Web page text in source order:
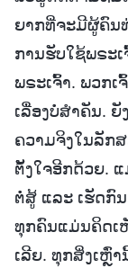
ຍາກທີ່ຈະມີຜູ້ຄົນ
ການຮັບໃຊ້ພຣະ
ພຣະເຈົ້າ. ພວກ
ເລື່ອງບໍ່ສຳຄັນ.
ຄວາມຈິງໃນລັກ
ຕັ້ງໃຈອີກດ້ວຍ.
ຕໍ່ສູ້ ແລະ ເຮັດກົ
ທຸກຄົນແມ່ນຄິດເ
ເລີຍ. ທຸກສິ່ງເຫຼົ່